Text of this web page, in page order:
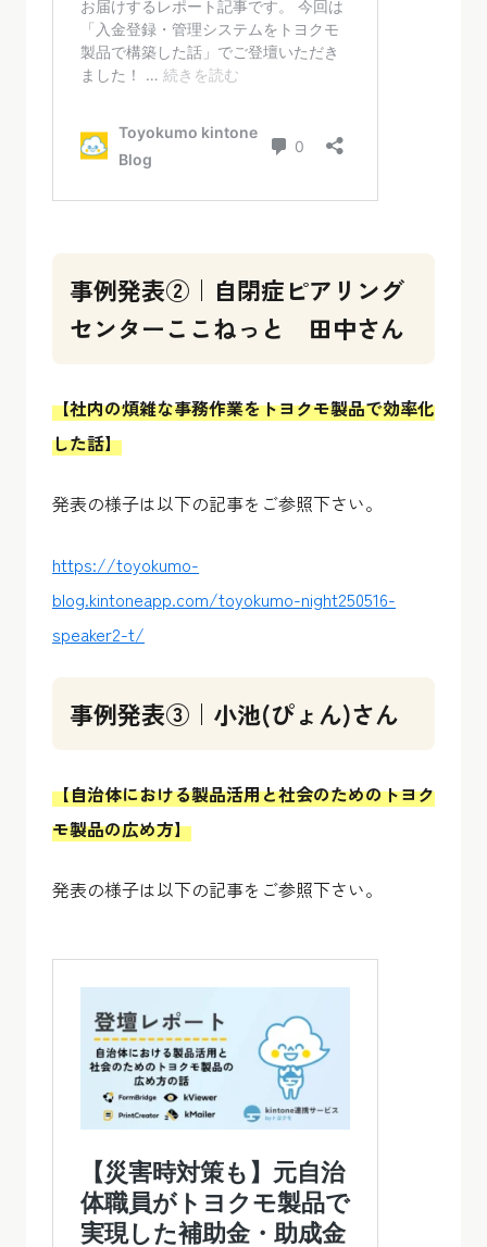
事例発表②｜自閉症ピアリング
センターここねっと 田中さん
【社内の煩雑な事務作業をトヨクモ製品で効率化
した話】
発表の様子は以下の記事をご参照下さい。
https://toyokumo-
blog.kintoneapp.com/toyokumo-night250516-
speaker2-t/
事例発表③｜小池(ぴょん)さん
【自治体における製品活用と社会のためのトヨク
モ製品の広め方】
発表の様子は以下の記事をご参照下さい。